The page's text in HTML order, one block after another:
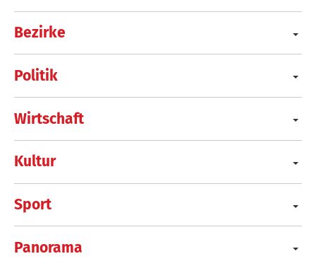
Bezirke
Politik
Wirtschaft
Kultur
Sport
Panorama